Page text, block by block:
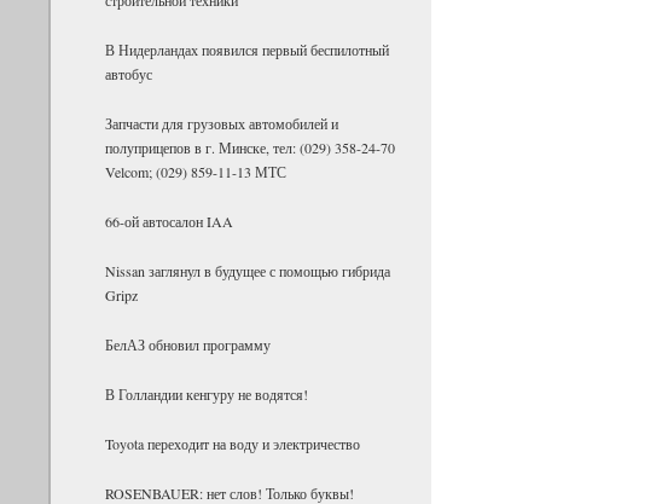
В Нидерландах появился первый беспилотный
автобус
Запчасти для грузовых автомобилей и
полуприцепов в г. Минске, тел: (029) 358-24-70
Velcom; (029) 859-11-13 МТС
66-ой автосалон IAA
Nissan заглянул в будущее с помощью гибрида
Gripz
БелАЗ об­но­вил про­грамму
В Гол­лан­дии кен­гуру не во­дятся!
Toyota пе­ре­хо­дит на воду и элек­три­че­ство
ROSENBAUER: нет слов! Только буквы!